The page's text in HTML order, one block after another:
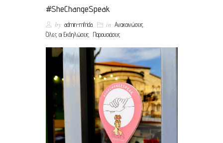
#SheChangeSpeak
by admin-mfrida in Ανακοινώσεις,
Όλες οι Εκδηλώσεις, Παρουσιάσεις